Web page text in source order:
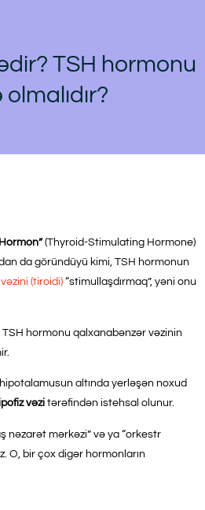
TSH hormonu
(Thyroid-Stimulating Hormone)
da göründüyü kimi, TSH hormonun
(tiroidi) “stimullaşdırmaq”, yəni onu
hormonu qalxanabənzər vəzinin
altında yerləşən noxud
vəzi tərəfindən istehsal olunur.
nəzarət mərkəzi” və ya “orkestr
O, bir çox digər hormonların